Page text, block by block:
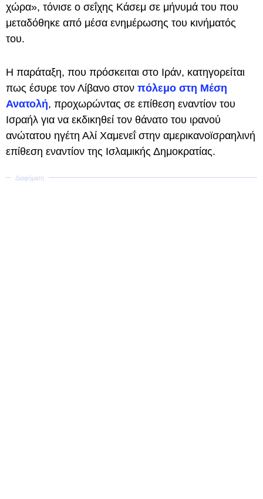
χώρα», τόνισε ο σεΐχης Κάσεμ σε μήνυμά του που
μεταδόθηκε από μέσα ενημέρωσης του κινήματός
του.
Η παράταξη, που πρόσκειται στο Ιράν, κατηγορείται
πως έσυρε τον Λίβανο στον πόλεμο στη Μέση
Ανατολή, προχωρώντας σε επίθεση εναντίον του
Ισραήλ για να εκδικηθεί τον θάνατο του ιρανού
ανώτατου ηγέτη Αλί Χαμενεΐ στην αμερικανοϊσραηλινή
επίθεση εναντίον της Ισλαμικής Δημοκρατίας.